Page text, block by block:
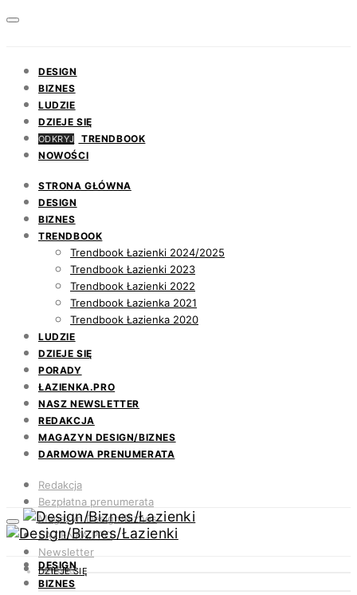
DESIGN
BIZNES
LUDZIE
DZIEJE SIĘ
ODKRYJ
TRENDBOOK
NOWOŚCI
STRONA GŁÓWNA
DESIGN
BIZNES
TRENDBOOK
Trendbook Łazienki 2024/2025
Trendbook Łazienki 2023
Trendbook Łazienki 2022
Trendbook Łazienka 2021
Trendbook Łazienka 2020
LUDZIE
DZIEJE SIĘ
PORADY
ŁAZIENKA.PRO
NASZ NEWSLETTER
REDAKCJA
MAGAZYN DESIGN/BIZNES
DARMOWA PRENUMERATA
Redakcja
Bezpłatna prenumerata
Magazyn Design/Biznes
ŁAZIENKA.PRO
Newsletter
Kontakt
DESIGN
BIZNES
DZIEJE SIĘ